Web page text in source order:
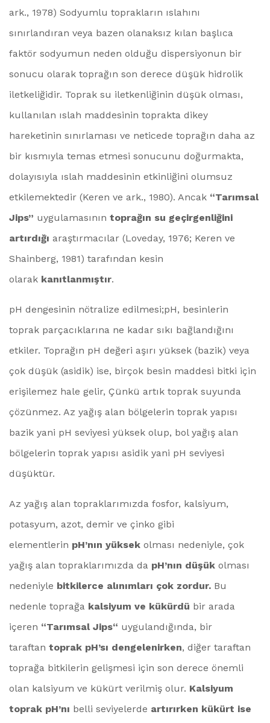
ark., 1978) Sodyumlu toprakların ıslahını
sınırlandıran veya bazen olanaksız kılan başlıca
faktör sodyumun neden olduğu dispersiyonun bir
sonucu olarak toprağın son derece düşük hidrolik
iletkeliğidir. Toprak su iletkenliğinin düşük olması,
kullanılan ıslah maddesinin toprakta dikey
hareketinin sınırlaması ve neticede toprağın daha az
bir kısmıyla temas etmesi sonucunu doğurmakta,
dolayısıyla ıslah maddesinin etkinliğini olumsuz
etkilemektedir (Keren ve ark., 1980). Ancak “Tarımsal
Jips” uygulamasının toprağın su geçirgenliğini
artırdığı araştırmacılar (Loveday, 1976; Keren ve
Shainberg, 1981) tarafından kesin
olarak kanıtlanmıştır.
pH dengesinin nötralize edilmesi;pH, besinlerin
toprak parçacıklarına ne kadar sıkı bağlandığını
etkiler. Toprağın pH değeri aşırı yüksek (bazik) veya
çok düşük (asidik) ise, birçok besin maddesi bitki için
erişilemez hale gelir, Çünkü artık toprak suyunda
çözünmez. Az yağış alan bölgelerin toprak yapısı
bazik yani pH seviyesi yüksek olup, bol yağış alan
bölgelerin toprak yapısı asidik yani pH seviyesi
düşüktür.
Az yağış alan topraklarımızda fosfor, kalsiyum,
potasyum, azot, demir ve çinko gibi
elementlerin pH’nın yüksek olması nedeniyle, çok
yağış alan topraklarımızda da pH’nın düşük olması
nedeniyle bitkilerce alınımları çok zordur. Bu
nedenle toprağa kalsiyum ve kükürdü bir arada
içeren “Tarımsal Jips“ uygulandığında, bir
taraftan toprak pH’sı dengelenirken, diğer taraftan
toprağa bitkilerin gelişmesi için son derece önemli
olan kalsiyum ve kükürt verilmiş olur. Kalsiyum
toprak pH’nı belli seviyelerde artırırken kükürt ise